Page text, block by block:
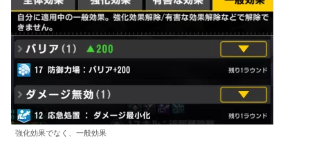
強化効果でなく、一般効果